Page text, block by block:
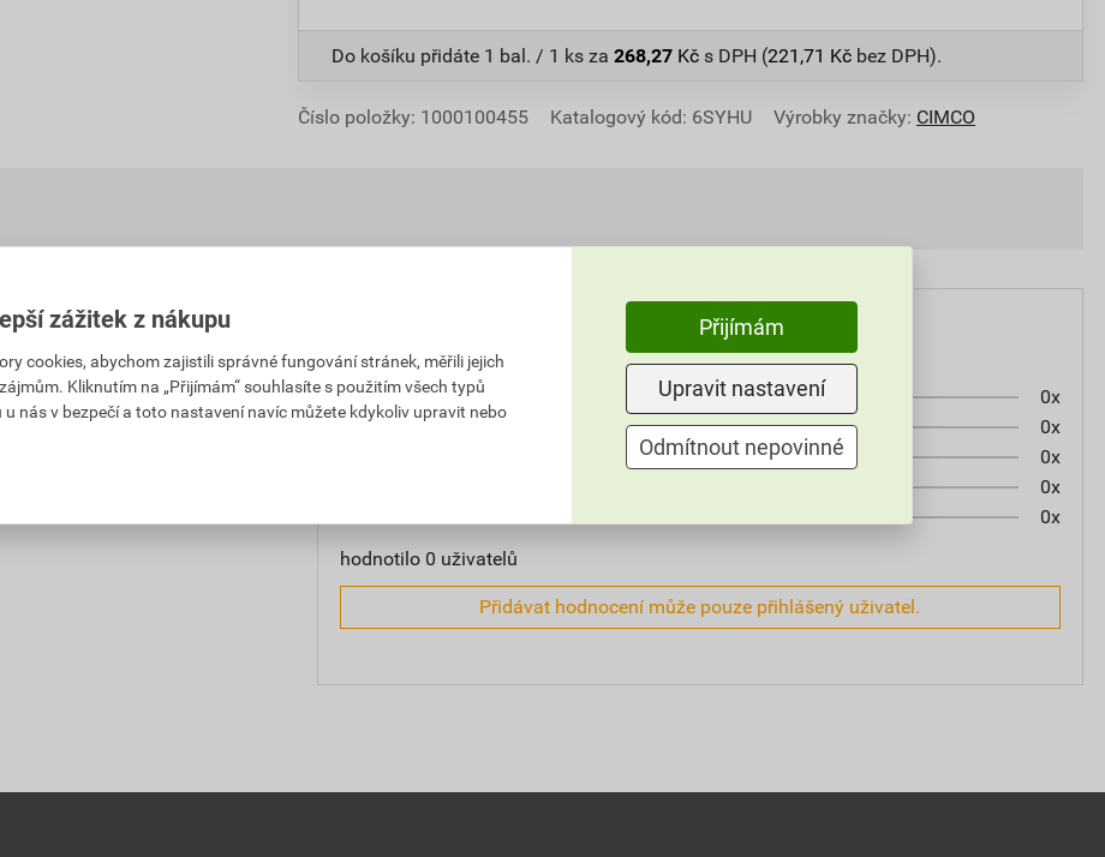
Do košíku přidáte 1 bal. / 1 ks za 268,27 Kč s DPH (221,71 Kč bez DPH).
Číslo položky: 1000100455 Katalogový kód: 6SYHU Výrobky značky: CIMCO
m)
0,0
hodnotilo 0 uživatelů
0x
0x
0x
0x
0x
Přidávat hodnocení může pouze přihlášený uživatel.
zážitek z nákupu
cookies, abychom zajistili správné fungování stránek, měřili jejich
Kliknutím na „Přijímám“ souhlasíte s použitím všech typů
nás v bezpečí a toto nastavení navíc můžete kdykoliv upravit nebo
Přijímám
Upravit nastavení
Odmítnout nepovinné